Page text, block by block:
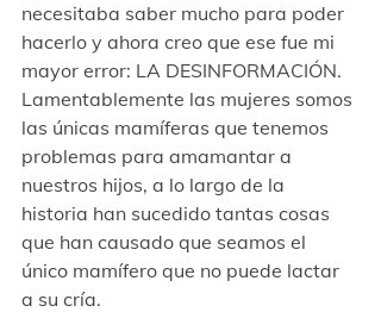
necesitaba saber mucho para poder
hacerlo y ahora creo que ese fue mi
mayor error: LA DESINFORMACIÓN.
Lamentablemente las mujeres somos
las únicas mamíferas que tenemos
problemas para amamantar a
nuestros hijos, a lo largo de la
historia han sucedido tantas cosas
que han causado que seamos el
único mamífero que no puede lactar
a su cría.